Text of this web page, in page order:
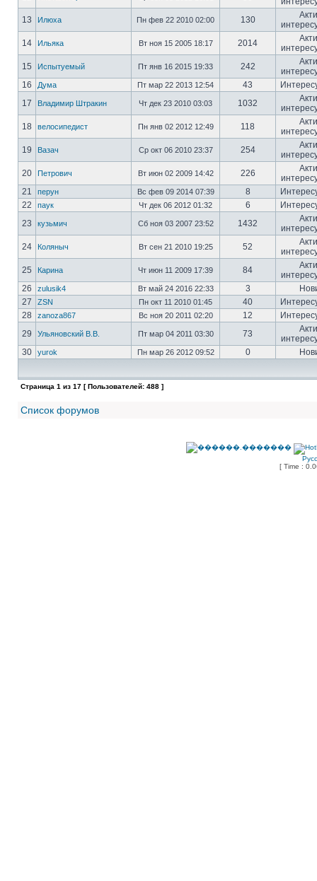
13
Илюха Пн фев 22 2010 02:00 130
14
Ильяка Вт ноя 15 2005 18:17 2014
15
Испытуемый Пт янв 16 2015 19:33 242
16
Дума Пт мар 22 2013 12:54 43
17
Владимир Штракин Чт дек 23 2010 03:03 1032
18
велосипедист Пн янв 02 2012 12:49 118
19
Вазач Ср окт 06 2010 23:37 254
20
Петрович Вт июн 02 2009 14:42 226
21
перун Вс фев 09 2014 07:39 8
22
паук Чт дек 06 2012 01:32 6
23
кузьмич Сб ноя 03 2007 23:52 1432
24
Коляныч Вт сен 21 2010 19:25 52
25
Карина Чт июн 11 2009 17:39 84
26
zulusik4 Вт май 24 2016 22:33 3
27
ZSN Пн окт 11 2010 01:45 40
28
zanoza867 Вс ноя 20 2011 02:20 12
29
Ульяновский В.В. Пт мар 04 2011 03:30 73
30
yurok Пн мар 26 2012 09:52 0
Страница 1 из 17 [ Пользователей: 488 ]
Список форумов
[ Time :